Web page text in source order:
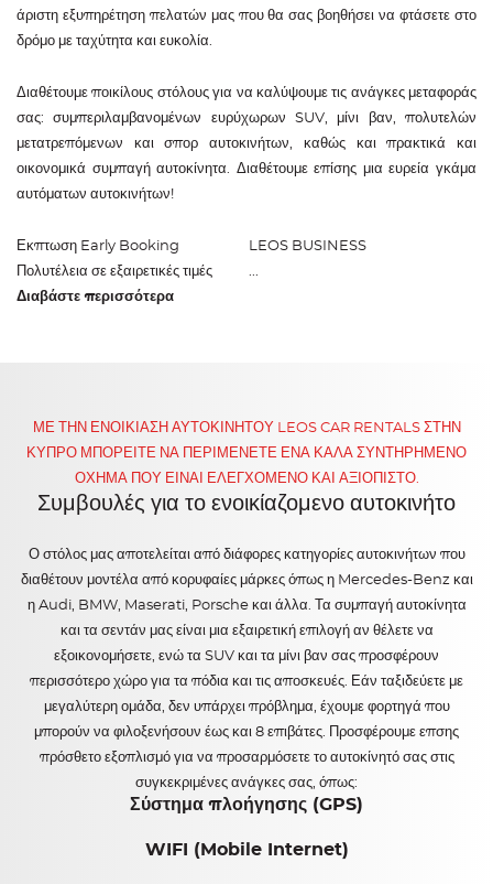
άριστη εξυπηρέτηση πελατών μας που θα σας βοηθήσει να φτάσετε στο
δρόμο με ταχύτητα και ευκολία.
Διαθέτουμε ποικίλους στόλους για να καλύψουμε τις ανάγκες μεταφοράς
σας: συμπεριλαμβανομένων ευρύχωρων SUV, μίνι βαν, πολυτελών
μετατρεπόμενων και σπορ αυτοκινήτων, καθώς και πρακτικά και
οικονομικά συμπαγή αυτοκίνητα. Διαθέτουμε επίσης μια ευρεία γκάμα
αυτόματων αυτοκινήτων!
Εκπτωση Early Booking
LEOS BUSINESS
Πολυτέλεια σε εξαιρετικές τιμές
Διαβάστε περισσότερα
ΜΕ ΤΗΝ ΕΝΟΙΚΊΑΣΗ ΑΥΤΟΚΙΝΉΤΟΥ LEOS CAR RENTALS ΣΤΗΝ
ΚΎΠΡΟ ΜΠΟΡΕΊΤΕ ΝΑ ΠΕΡΙΜΈΝΕΤΕ ΈΝΑ ΚΑΛΆ ΣΥΝΤΗΡΗΜΈΝΟ
ΌΧΗΜΑ ΠΟΥ ΕΊΝΑΙ ΕΛΕΓΧΌΜΕΝΟ ΚΑΙ ΑΞΙΌΠΙΣΤΟ.
Συμβουλές για το ενοικίαζομενο αυτοκινήτο
Ο στόλος μας αποτελείται από διάφορες κατηγορίες αυτοκινήτων που
διαθέτουν μοντέλα από κορυφαίες μάρκες όπως η Mercedes-Benz και
η Audi, BMW, Maserati, Porsche και άλλα. Τα συμπαγή αυτοκίνητα
και τα σεντάν μας είναι μια εξαιρετική επιλογή αν θέλετε να
εξοικονομήσετε, ενώ τα SUV και τα μίνι βαν σας προσφέρουν
περισσότερο χώρο για τα πόδια και τις αποσκευές. Εάν ταξιδεύετε με
μεγαλύτερη ομάδα, δεν υπάρχει πρόβλημα, έχουμε φορτηγά που
μπορούν να φιλοξενήσουν έως και 8 επιβάτες. Προσφέρουμε επσης
πρόσθετο εξοπλισμό για να προσαρμόσετε το αυτοκίνητό σας στις
συγκεκριμένες ανάγκες σας, όπως:
Σύστημα πλοήγησης (GPS)
WIFI (Mobile Internet)